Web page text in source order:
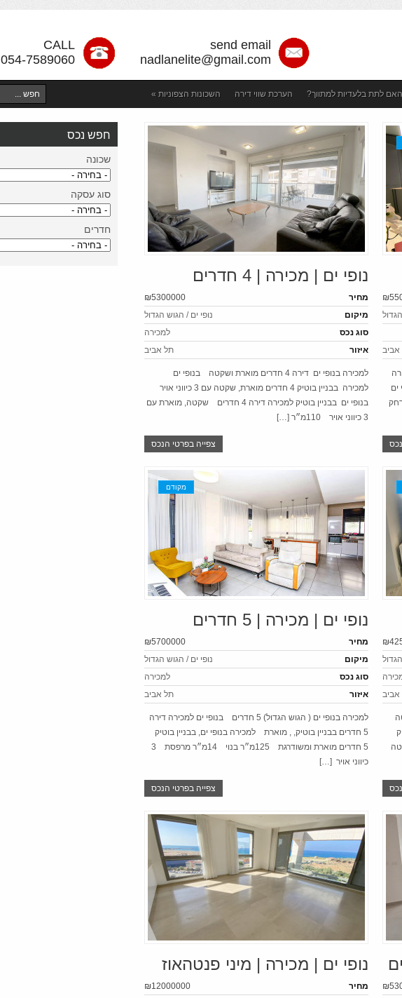
CALL
054-7589060
send email
nadlanelite@gmail.com
האם לתת בלעדיות למתווך? הערכת שווי דירה השכונות הצפוניות »
נופי ים | מכירה | 4 חדרים
מחיר
₪5300000
מיקום
נופי ים / הגוש הגדול
סוג נכס
למכירה
איזור
תל אביב
למכירה בנופי ים דירה 4 חדרים מוארת ושקטה בנופי ים
למכירה בבניין בוטיק 4 חדרים מוארת, שקטה עם 3 כיווני אויר
בנופי ים בבניין בוטיק למכירה דירה 4 חדרים שקטה, מוארת עם
3 כיווני אויר 110מ״ר […]
צפייה בפרטי הנכס
ים
מקודם
נופי ים | מכירה | 5 חדרים
מחיר
₪5700000
מיקום
נופי ים / הגוש הגדול
סוג נכס
למכירה
איזור
תל אביב
למכירה בנופי ים ( הגוש הגדול) 5 חדרים בנופי ים למכירה דירה
5 חדרים בבניין בוטיק, , מוארת למכירה בנופי ים, בבניין בוטיק
5 חדרים מוארת ומשודרגת 125מ״ר בנוי 14מ״ר מרפסת 3
כיווני אויר […]
צפייה בפרטי הנכס
ושקטה
נופי ים | מכירה | מיני פנטהאוז
מחיר
₪12000000
חפש נכס
שכונה
סוג עסקה
חדרים